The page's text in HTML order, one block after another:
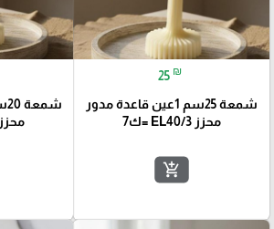
25 ₪
شمعة 25سم 1عين قاعدة مدور
محزز EL40/3 =ك7
add_shopping_cart
محزز EL40/2 =ك7